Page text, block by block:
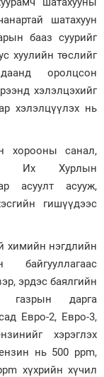
шатахуун
бааз суурийг
хуулийн төслийг
оролцсон
хэлэлцэхийг
хэлэлцүүлэх нь
хорооны санал,
Их Хурлын
асуулт асууж,
гишүүдээс
химийн нэгдлийн
эрдэс баялгийн
дарга
Евро-2, Евро-3,
хэрэглэх
нь 500 ppm,
хүхрийн хүчил